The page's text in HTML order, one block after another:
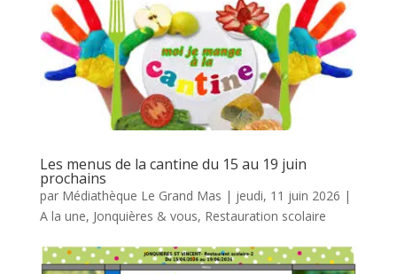
Les menus de la cantine du 15 au 19 juin
prochains
par Médiathèque Le Grand Mas | jeudi, 11 juin 2026 |
A la une, Jonquières & vous, Restauration scolaire